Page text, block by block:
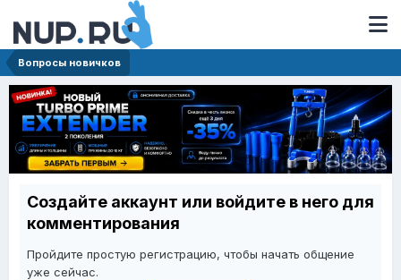
Вопросы новичков
Создайте аккаунт или войдите в него для
комментирования
Пройдите простую регистрацию, чтобы начать общение
уже сейчас.